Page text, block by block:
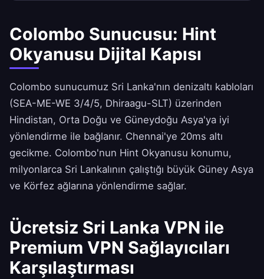
Colombo Sunucusu: Hint
Okyanusu Dijital Kapısı
Colombo sunucumuz Sri Lanka'nın denizaltı kabloları
(SEA-ME-WE 3/4/5, Dhiraagu-SLT) üzerinden
Hindistan, Orta Doğu ve Güneydoğu Asya'ya iyi
yönlendirme ile bağlanır. Chennai'ye 20ms altı
gecikme. Colombo'nun Hint Okyanusu konumu,
milyonlarca Sri Lankalının çalıştığı büyük Güney Asya
ve Körfez ağlarına yönlendirme sağlar.
Ücretsiz Sri Lanka VPN ile
Premium VPN Sağlayıcıları
Karşılaştırması